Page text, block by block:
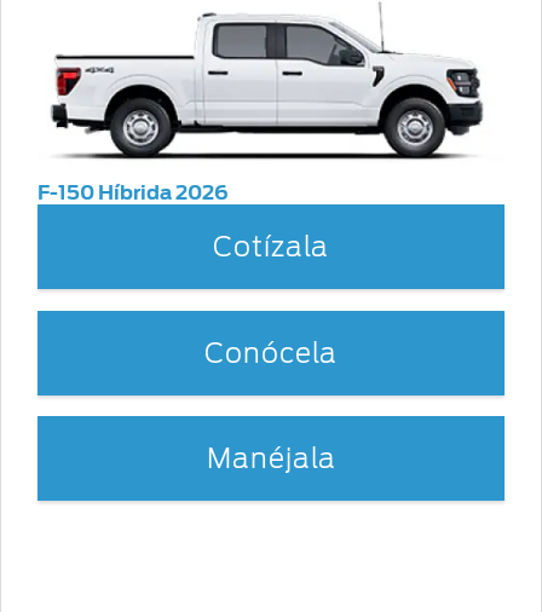
F-150 Híbrida 2026
Cotízala
Conócela
Manéjala